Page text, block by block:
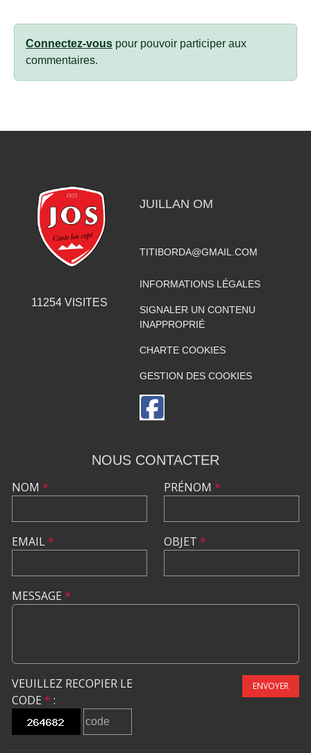
Connectez-vous pour pouvoir participer aux
commentaires.
11254 VISITES
JUILLAN OM
TITIBORDA@GMAIL.COM
INFORMATIONS LÉGALES
SIGNALER UN CONTENU
INAPPROPRIÉ
CHARTE COOKIES
GESTION DES COOKIES
NOUS CONTACTER
NOM *
EMAIL*
PRÉNOM *
OBJET *
MESSAGE *
VEUILLEZ RECOPIER LE
CODE * :
ENVOYER